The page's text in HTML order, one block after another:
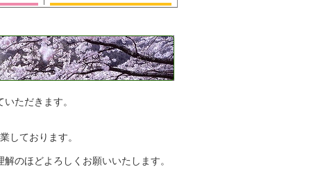
ただきます。
しております。
のほどよろしくお願いいたします。